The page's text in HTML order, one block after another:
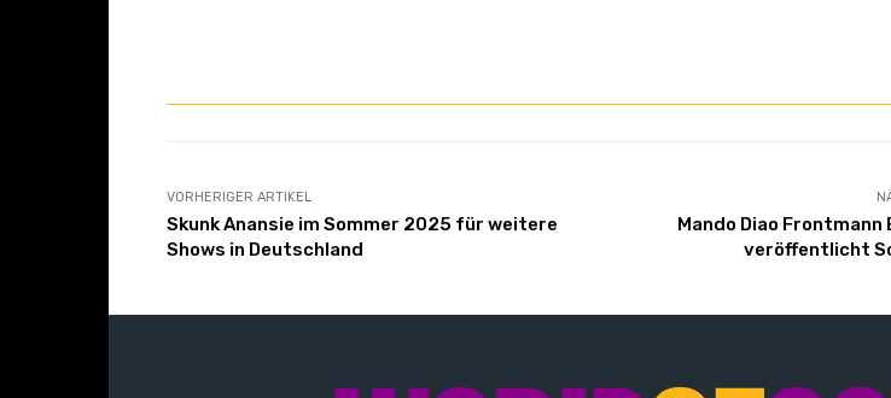
VORHERIGER ARTIKEL
Skunk Anansie im Sommer 2025 für weitere
Shows in Deutschland
Mando Diao Frontmann
veröffentlicht